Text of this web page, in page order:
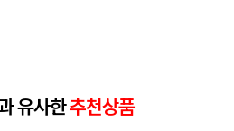
유사한추천상품